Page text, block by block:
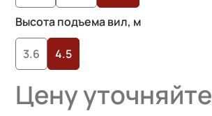
Высота подъема вил, м
3.6 4.5
Цену уточняйте